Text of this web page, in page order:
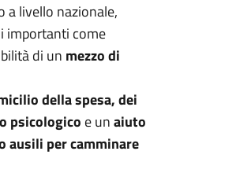
a livello nazionale,
importanti come
di un mezzo di
della spesa, dei
psicologico e unaiuto
per camminare